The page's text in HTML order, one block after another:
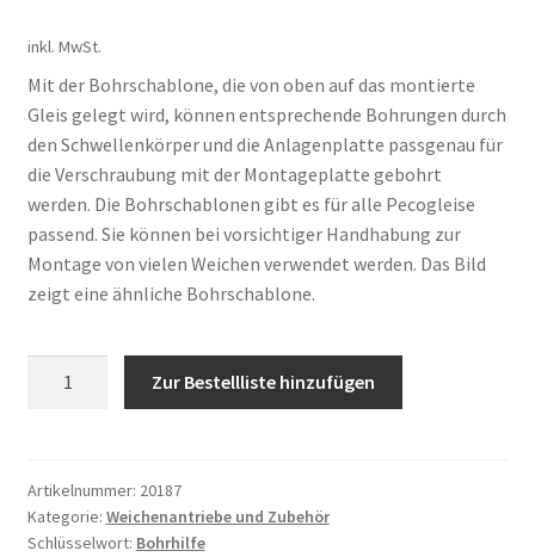
inkl. MwSt.
Mit der Bohrschablone, die von oben auf das montierte
Gleis gelegt wird, können entsprechende Bohrungen durch
den Schwellenkörper und die Anlagenplatte passgenau für
die Verschraubung mit der Montageplatte gebohrt
werden. Die Bohrschablonen gibt es für alle Pecogleise
passend. Sie können bei vorsichtiger Handhabung zur
Montage von vielen Weichen verwendet werden. Das Bild
zeigt eine ähnliche Bohrschablone.
Anzahl Zur Bestellliste hinzufügen
Artikelnummer: 20187
Kategorie: Weichenantriebe und Zubehör
Schlüsselwort: Bohrhilfe